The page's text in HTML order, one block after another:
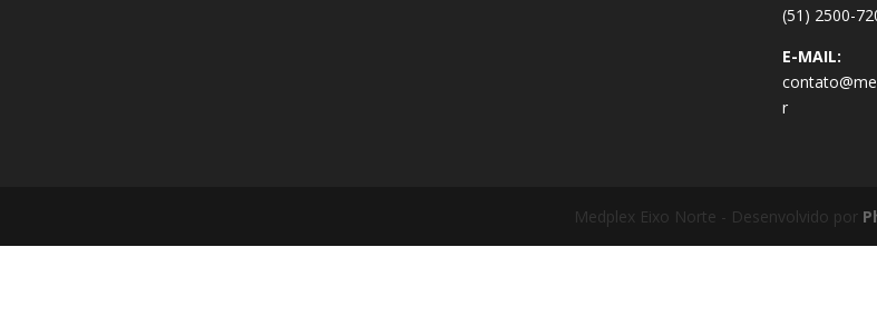
(51) 2500-
E-MAIL:
r
Medplex Eixo Norte - Desenvolvido por